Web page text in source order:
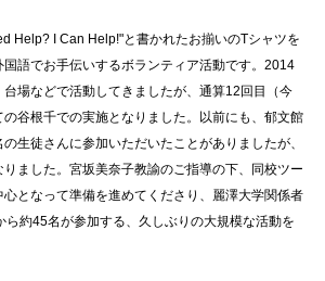
Help? I Can Help!"と書かれたお揃いのTシャツを
語でお手伝いするボランティア活動です。2014
場などで活動してきましたが、通算12回目（今
谷根千での実施となりました。以前にも、郁文館
生徒さんに参加いただいたことがありましたが、
ました。宮坂美奈子教諭のご指導の下、同校ツー
心となって準備を進めてくださり、麗澤大学関係者
ら約45名が参加する、久しぶりの大規模な活動を